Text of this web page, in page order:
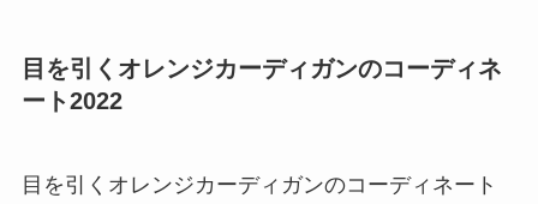
目を引くオレンジカーディガンのコーディネ
ート2022
目を引くオレンジカーディガンのコーディネート